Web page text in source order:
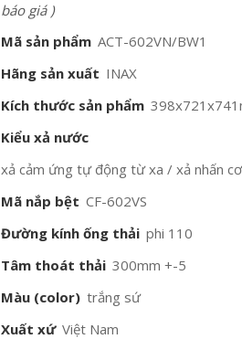
báo giá )
Mã sản phẩm ACT-602VN/BW1
Hãng sản xuất INAX
Kích thước sản phẩm
Kiểu xả nước
xả cảm ứng tự động từ xa / xả nhấn
Mã nắp bệt CF-602VS
Đường kính ống thải phi 110
Tâm thoát thải 300mm +-5
Màu (color) trắng sứ
Xuất xứ Việt Nam